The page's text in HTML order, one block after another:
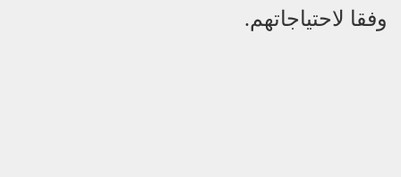
وفقا لاحتياجاتهم.